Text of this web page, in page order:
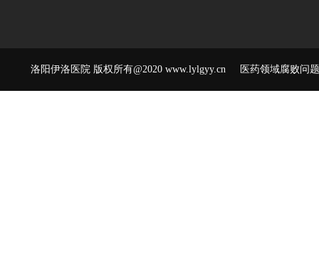
洛阳伊洛医院 版权所有@2020 www.lylgyy.cn 医药领域腐败